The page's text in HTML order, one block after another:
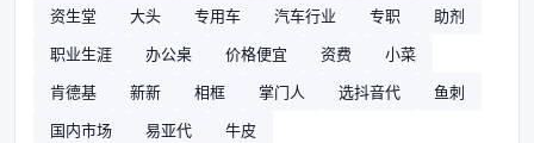
资生堂 大头 专用车 汽车行业 专职
助剂
职业生涯
办公桌 价格便宜 资费
小菜
肯德基
新新 相框 掌门人 选抖音代
鱼刺
国内市场
易亚代 牛皮